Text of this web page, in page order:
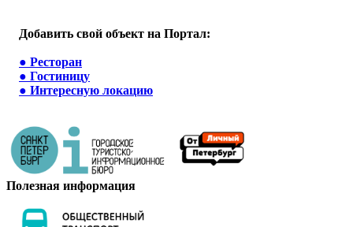
Добавить свой объект на Портал:
● Ресторан
● Гостиницу
● Интересную локацию
Полезная информация